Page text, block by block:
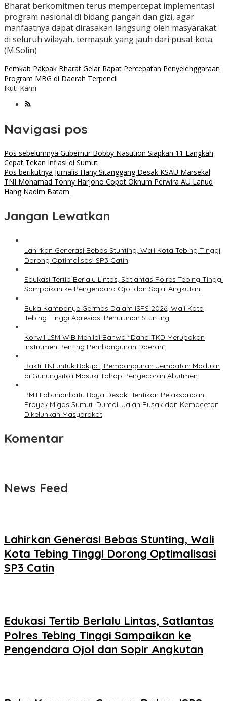
Bharat berkomitmen terus mempercepat implementasi
program nasional di bidang pangan dan gizi, agar
manfaatnya dapat dirasakan langsung oleh masyarakat
di seluruh wilayah, termasuk yang jauh dari pusat kota.
(M.Solin)
Pemkab Pakpak Bharat Gelar Rapat Percepatan Penyelenggaraan
Program MBG di Daerah Terpencil
Ikuti Kami
Navigasi pos
Pos sebelumnya Gubernur Bobby Nasution Siapkan 11 Langkah
Cepat Tekan Inflasi di Sumut
Pos berikutnya Jurnalis Hany Sitanggang Desak KSAU Marsekal
TNI Mohamad Tonny Harjono Copot Oknum Perwira AU Lanud
Hang Nadim Batam
Jangan Lewatkan
Lahirkan Generasi Bebas Stunting, Wali Kota Tebing Tinggi
Dorong Optimalisasi SP3 Catin
Edukasi Tertib Berlalu Lintas, Satlantas Polres Tebing Tinggi
Sampaikan ke Pengendara Ojol dan Sopir Angkutan
Buka Kampanye Germas Dalam ISPS 2026, Wali Kota
Tebing Tinggi Apresiasi Penurunan Stunting
Korwil LSM WIB Menilai Bahwa “Dana TKD Merupakan
Instrumen Penting Pembangunan Daerah”
Bakti TNI untuk Rakyat, Pembangunan Jembatan Modular
di Gunungsitoli Masuki Tahap Pengecoran Abutmen
PMII Labuhanbatu Raya Desak Hentikan Pelaksanaan
Proyek Migas Sumut–Dumai, Jalan Rusak dan Kemacetan
Dikeluhkan Masyarakat
Komentar
News Feed
Lahirkan Generasi Bebas Stunting, Wali
Kota Tebing Tinggi Dorong Optimalisasi
SP3 Catin
Edukasi Tertib Berlalu Lintas, Satlantas
Polres Tebing Tinggi Sampaikan ke
Pengendara Ojol dan Sopir Angkutan